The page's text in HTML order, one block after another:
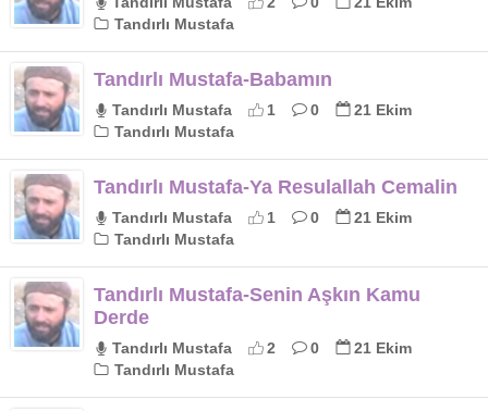
Tandırlı Mustafa
Tandırlı Mustafa-Babamın
Tandırlı Mustafa 1 0
21 Ekim
Tandırlı Mustafa
Tandırlı Mustafa-Ya Resulallah Cemalin
Tandırlı Mustafa 1 0
21 Ekim
Tandırlı Mustafa
Tandırlı Mustafa-Senin Aşkın Kamu
Derde
Tandırlı Mustafa 2 0
21 Ekim
Tandırlı Mustafa